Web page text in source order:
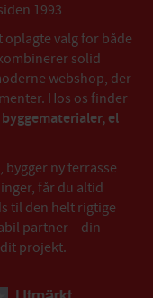
1993
oplagte valg for både
solid
webshop, der
Hos os finder
byggematerialer, el
ny terrasse
får du altid
til den helt rigtige
partner – din
projekt.